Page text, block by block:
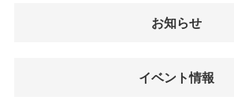
お知らせ
イベント情報